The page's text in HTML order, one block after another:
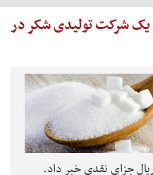
ریالی یک شرکت تولیدی شکر در